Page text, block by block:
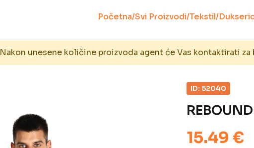
Početna/Svi Proizvodi/Tekstil/
Nakon unesene količine proizvoda agent će Vas kontaktirati
ID: 52040
REBOUND
15.49 €